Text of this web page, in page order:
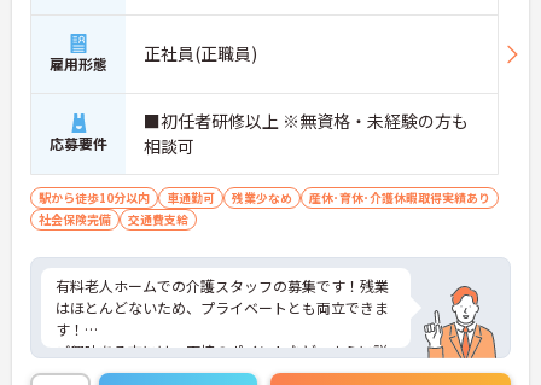
雇用形態 正社員(正職員)
応募要件
■初任者研修以上 ※無資格・未経験の方も
相談可
駅から徒歩10分以内 車通勤可 残業少なめ
産休･育休･介護休暇取得実績あり
社会保険完備
交通費支給
有料老人ホームでの介護スタッフの募集です！残業
はほとんどないため、プライベートとも両立できま
す！
ご興味ある方には、面接のポイントなど、さらに詳
細をお話致しますのでお気軽にご相談ください。